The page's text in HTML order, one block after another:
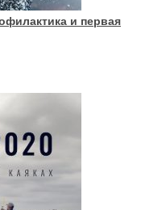
и первая